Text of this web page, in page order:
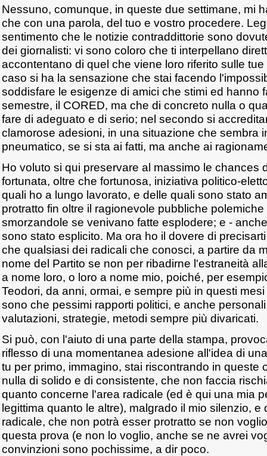
Nessuno, comunque, in queste due settimane, mi
che con una parola, del tuo e vostro procedere.
sentimento che le notizie contraddittorie sono
dei giornalisti: vi sono coloro che ti interpellano
accontentano di quel che viene loro riferito sulle
caso si ha la sensazione che stai facendo
soddisfare le esigenze di amici che stimi ed hanno
semestre, il CORED, ma che di concreto nulla o
fare di adeguato e di serio; nel secondo si
clamorose adesioni, in una situazione che sembra
pneumatico, se si sta ai fatti, ma anche ai
Ho voluto si qui preservare al massimo le chances
fortunata, oltre che fortunosa, iniziativa politico-
quali ho a lungo lavorato, e delle quali sono stato
protratto fin oltre il ragionevole pubbliche
smorzandole se venivano fatte esplodere; e -
sono stato esplicito. Ma ora ho il dovere di
che qualsiasi dei radicali che conosci, a partire da
nome del Partito se non per ribadirne l'estraneità
a nome loro, o loro a nome mio, poiché, per
Teodori, da anni, ormai, e sempre più in questi
sono che pessimi rapporti politici, e anche
valutazioni, strategie, metodi sempre più divaricati.
Si può, con l'aiuto di una parte della stampa,
riflesso di una momentanea adesione all'idea di
tu per primo, immagino, stai riscontrando in queste
nulla di solido e di consistente, che non faccia
quanto concerne l'area radicale (ed è qui una mia
legittima quanto le altre), malgrado il mio silenzio, e
radicale, che non potrà esser protratto se non
questa prova (e non lo voglio, anche se ne avrei
convinzioni sono pochissime, a dir poco.